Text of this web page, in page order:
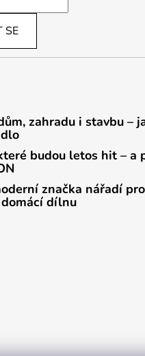
SE
zahradu i stavbu –
budou letos hit – a
značka nářadí pro
dílnu